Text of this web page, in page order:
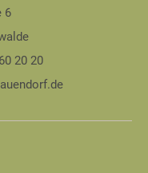
6
20 20